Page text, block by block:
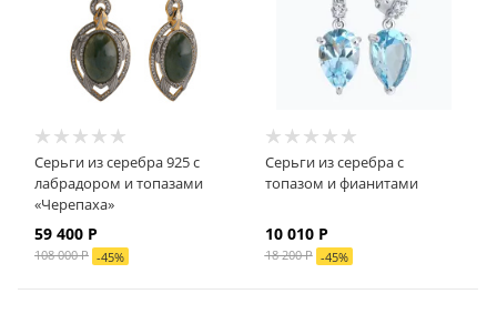
Серьги из серебра 925 с
лабрадором и топазами
«Черепаха»
59 400 Р
108 000Р -45%
Серьги из серебра с
топазом и фианитами
10 010Р
18 200Р -45%